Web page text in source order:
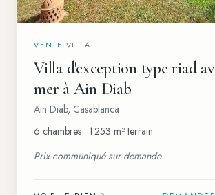
VENTE VILLA
Villa d'exception type riad
mer à Ain Diab
Ain Diab, Casablanca
6 chambres · 1 253 m² terrain
Prix communiqué sur demande